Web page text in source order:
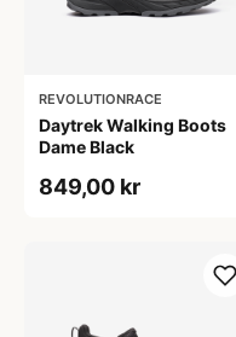
REVOLUTIONRACE
Daytrek Walking Boots
Dame Black
849,00 kr